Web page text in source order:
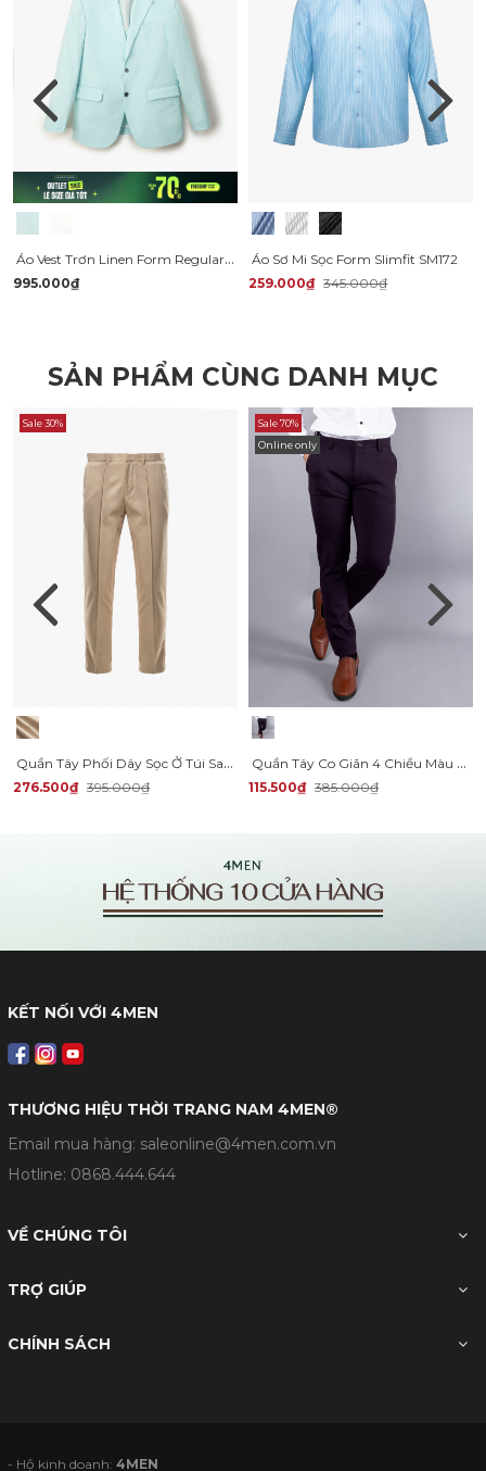
Áo Vest Trơn Linen Form Regular AV040
995.000₫
Áo Sơ Mi Sọc Form Slimfit SM172
259.000₫ 345.000₫
SẢN PHẨM CÙNG DANH MỤC
Sale 30%
Quần Tây Phối Dây Sọc Ở Túi Sau Form Slimfit QT066
276.500₫ 395.000₫
Sale 70%
Online only
Quần Tây Co Giãn 4 Chiều Màu Đỏ Mận QT110
115.500₫ 385.000₫
KẾT NỐI VỚI 4MEN
THƯƠNG HIỆU THỜI TRANG NAM 4MEN®
Email mua hàng: saleonline@4men.com.vn
Hotline: 0868.444.644
VỀ CHÚNG TÔI
TRỢ GIÚP
CHÍNH SÁCH
- Hộ kinh doanh:4MEN